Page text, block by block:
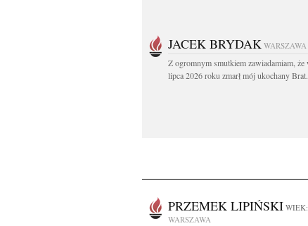
JACEK BRYDAK WARSZAWA
Z ogromnym smutkiem zawiadamiam,
lipca 2026 roku zmarł mój ukochany
PRZEMEK LIPIŃSKI
WARSZAWA